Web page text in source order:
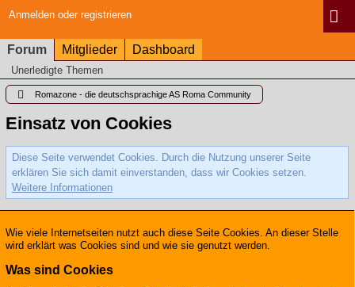
Anmelden oder registrieren
Forum Mitglieder Dashboard
Unerledigte Themen
Romazone - die deutschsprachige AS Roma Community
Einsatz von Cookies
Diese Seite verwendet Cookies. Durch die Nutzung unserer Seite
erklären Sie sich damit einverstanden, dass wir Cookies setzen.
Weitere Informationen
Wie viele Internetseiten nutzt auch diese Seite Cookies. An dieser Stelle
wird erklärt was Cookies sind und wie sie genutzt werden.
Was sind Cookies